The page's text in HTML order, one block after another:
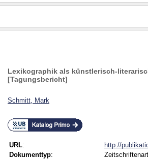
Lexikographik als künstlerisch-
[Tagungsbericht]
Schmitt, Mark
URL:
http://
Dokumenttyp: